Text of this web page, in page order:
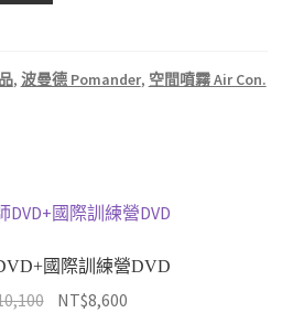
, 波曼德 Pomander, 空間噴霧 Air Con.
國際訓練營DVD
NT$8,600